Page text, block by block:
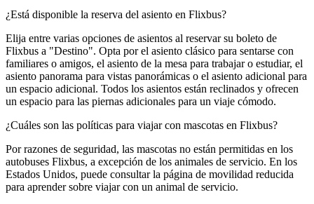
¿Está disponible la reserva del asiento en Flixbus?
Elija entre varias opciones de asientos al reservar su boleto de
Flixbus a "Destino". Opta por el asiento clásico para sentarse con
familiares o amigos, el asiento de la mesa para trabajar o estudiar, el
asiento panorama para vistas panorámicas o el asiento adicional para
un espacio adicional. Todos los asientos están reclinados y ofrecen
un espacio para las piernas adicionales para un viaje cómodo.
¿Cuáles son las políticas para viajar con mascotas en Flixbus?
Por razones de seguridad, las mascotas no están permitidas en los
autobuses Flixbus, a excepción de los animales de servicio. En los
Estados Unidos, puede consultar la página de movilidad reducida
para aprender sobre viajar con un animal de servicio.